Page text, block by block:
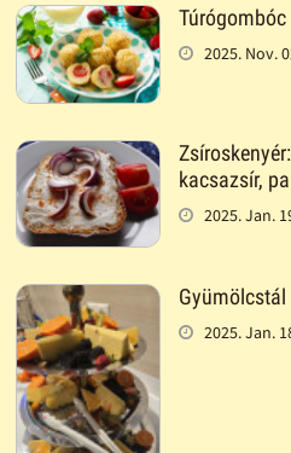
Túrógombóc
2025. Nov.
kacsazsír,
2025. Jan.
Gyümölcstál
2025. Jan.